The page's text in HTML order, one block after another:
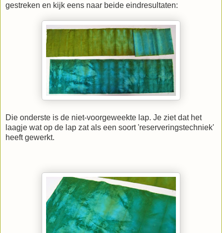
gestreken en kijk eens naar beide eindresultaten:
Die onderste is de niet-voorgeweekte lap. Je ziet dat het
laagje wat op de lap zat als een soort 'reserveringstechniek'
heeft gewerkt.